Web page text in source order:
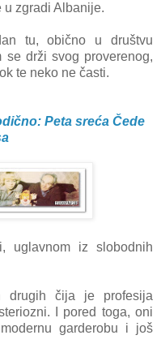
u zgradi Albanije.
tu, obično u društvu
se drži svog proverenog,
te neko ne časti.
Peta sreća Čede
uglavnom iz slobodnih
čija je profesija
I pored toga, oni
garderobu i još